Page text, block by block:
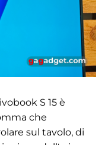
S 15 è
che
sul tavolo, di